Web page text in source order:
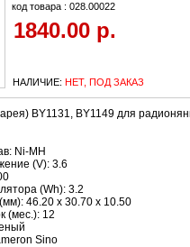
код товара : 028.00022
1840.00 р.
НАЛИЧИЕ: НЕТ, ПОД ЗАКАЗ
BY1131, BY1149 для
Ni-MH
(V): 3.6
(Wh): 3.2
46.20 x 30.70 x 10.50
(мес.): 12
Sino